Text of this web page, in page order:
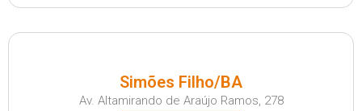
Simões Filho/BA
Av. Altamirando de Araújo Ramos, 278